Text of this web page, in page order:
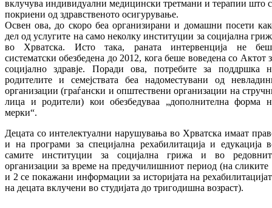
вклучува индивидуални медицински третмани и терапии што
покриени од здравственото осигурување.
Освен ова, до скоро беа организирани и домашни посети
дел од услугите на само неколку институции за социјална
во Хрватска. Исто така, раната интервенција не
систематски обезбедена до 2012, кога беше воведена со Актот
социјално здравје. Поради ова, потребите за поддршка
родителите и семејствата беа надоместувани од
организации (граѓански и општествени организации на
лица и родители) кои обезбедуваа „дополнителна форма
мерки“.
Децата со интелектуални нарушувања во Хрватска имаат
и на програми за специјална рехабилитација и едукација
самите институции за социјална грижа и во
организации за време на предучилишниот период (на сликите
и 2 се покажани информации за историјата на
на децата вклучени во студијата до тригодишна возраст).